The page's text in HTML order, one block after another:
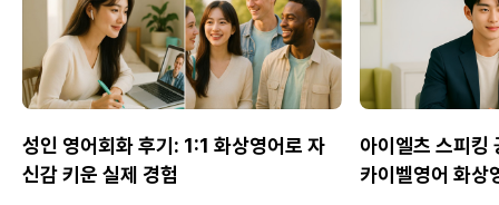
성인 영어회화 후기: 1:1 화상영어로 자
신감 키운 실제 경험
아이엘츠 스피킹
카이벨영어 화상